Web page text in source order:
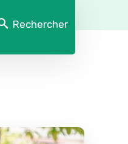
Rechercher